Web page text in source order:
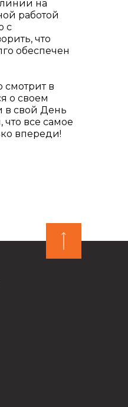
на
работой
с
что
обеспечен
смотрит в
о своем
в свой День
все самое
впереди!